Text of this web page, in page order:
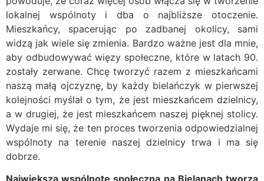
lokalnej wspólnoty i dba o najbliższe otoczenie.
Mieszkańcy, spacerując po zadbanej okolicy, sami
widzą jak wiele się zmienia. Bardzo ważne jest dla mnie,
aby odbudowywać więzy społeczne, które w latach 90.
zostały zerwane. Chcę tworzyć razem z mieszkańcami
naszą małą ojczyznę, by każdy bielańczyk w pierwszej
kolejności myślał o tym, że jest mieszkańcem dzielnicy,
a w drugiej, że jest mieszkańcem naszej pięknej stolicy.
Wydaje mi się, że ten proces tworzenia odpowiedzialnej
wspólnoty na terenie naszej dzielnicy trwa i ma się
dobrze.